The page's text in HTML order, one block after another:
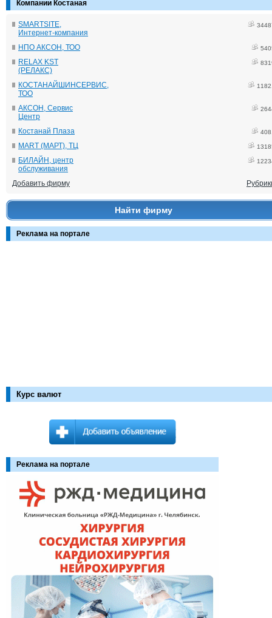
Компании Костаная
SMARTSITE,
Интернет-компания
НПО АКСОН, ТОО
RELAX KST
(РЕЛАКС)
КОСТАНАЙШИНСЕРВИС,
ТОО
АКСОН, Сервис
Центр
Костанай Плаза
MART (МАРТ), ТЦ
БИЛАЙН, центр
обслуживания
Добавить фирму
Найти фирму
Реклама на портале
Курс валют
Реклама на портале